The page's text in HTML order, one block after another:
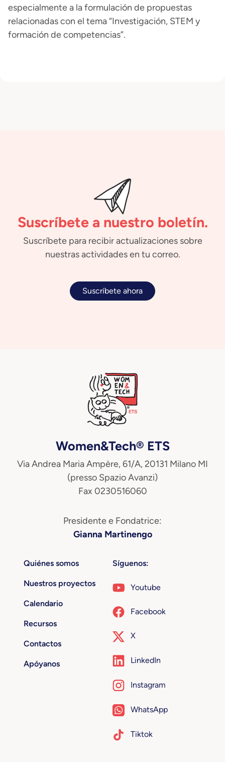
especialmente a la formulación de propuestas
relacionadas con el tema “Investigación, STEM y
formación de competencias”.
Suscríbete a nuestro boletín.
Suscríbete para recibir actualizaciones sobre
nuestras actividades en tu correo.
Suscríbete ahora
Women&Tech® ETS
Via Andrea Maria Ampère, 61/A, 20131 Milano MI
(presso Spazio Avanzi)
Fax 0230516060
Presidente e Fondatrice:
Gianna Martinengo
Quiénes somos
Nuestros proyectos
Calendario
Recursos
Contactos
Apóyanos
Síguenos:
Youtube
Facebook
X
LinkedIn
Instagram
WhatsApp
Tiktok